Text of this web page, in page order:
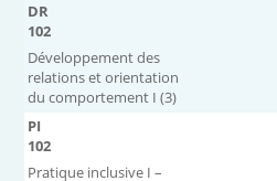
DR
102
Développement des
relations et orientation
du comportement I (3)
PI
102
Pratique inclusive I –